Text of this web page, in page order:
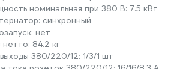
номинальная при 380 В: 7.5 кВт
синхронный
нет
нетто: 84.2 кг
380/220/12: 1/3/1 шт